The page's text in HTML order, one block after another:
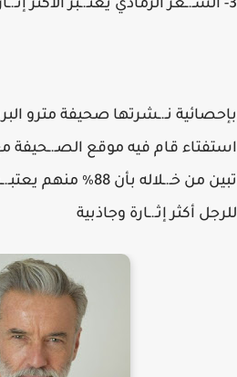
3- الشـ.ـعر الرمادي يعتـ.ـبر الأكثر إثـ.ـارة من ناحية الإحـ.ـصاءات:
بإحصائية نـ.ـشرتها صحيفة مترو
تبين من خـ.ـلاله بأن
للرجل أكثر إثـ.ـارة وجاذبية